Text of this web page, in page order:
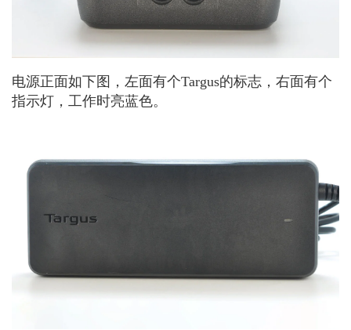
电源正面如下图，左面有个Targus的标志，右面有个
指示灯，工作时亮蓝色。